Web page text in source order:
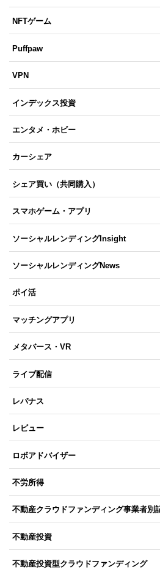
NFTゲーム
Puffpaw
VPN
インデックス投資
エンタメ・ホビー
カーシェア
シェア買い（共同購入）
スマホゲーム・アプリ
ソーシャルレンディングInsight
ソーシャルレンディングNews
ポイ活
マッチングアプリ
メタバース・VR
ライブ配信
レバナス
レビュー
ロボアドバイザー
不労所得
不動産クラウドファンディング事業者別
不動産投資
不動産投資型クラウドファンディング